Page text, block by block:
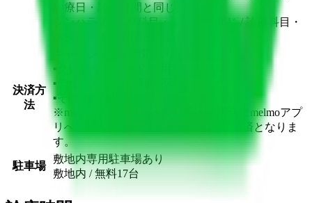
診療日・診療時間と同じ)
シンハラ語 (診療科目・診療日と同じ / 診療科目・
決済方
法
▪︎クレジットカード
▪︎デビットカード
▪︎その他
※melmoオンライン診療を受診の場合はmelmoアプ
リへ登録したクレジットカードでの決済となりま
す。
駐車場
敷地内専用駐車場あり
敷地内 / 無料17台